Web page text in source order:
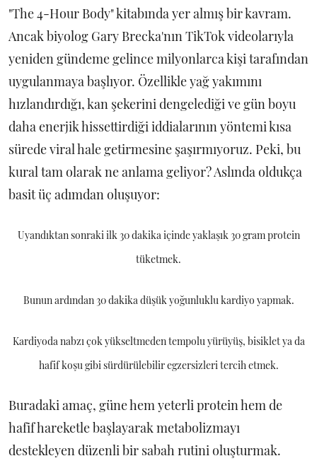
"The 4-Hour Body" kitabında yer almış bir kavram.
Ancak biyolog Gary Brecka'nın TikTok videolarıyla
yeniden gündeme gelince milyonlarca kişi tarafından
uygulanmaya başlıyor. Özellikle yağ yakımını
hızlandırdığı, kan şekerini dengelediği ve gün boyu
daha enerjik hissettirdiği iddialarının yöntemi kısa
sürede viral hale getirmesine şaşırmıyoruz. Peki, bu
kural tam olarak ne anlama geliyor? Aslında oldukça
basit üç adımdan oluşuyor:
Uyandıktan sonraki ilk 30 dakika içinde yaklaşık 30 gram protein
tüketmek.
Bunun ardından 30 dakika düşük yoğunluklu kardiyo yapmak.
Kardiyoda nabzı çok yükseltmeden tempolu yürüyüş, bisiklet ya da
hafif koşu gibi sürdürülebilir egzersizleri tercih etmek.
Buradaki amaç, güne hem yeterli protein hem de
hafif hareketle başlayarak metabolizmayı
destekleyen düzenli bir sabah rutini oluşturmak.